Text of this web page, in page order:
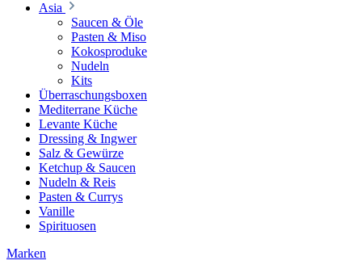
Asia
Saucen & Öle
Pasten & Miso
Kokosproduke
Nudeln
Kits
Überraschungsboxen
Mediterrane Küche
Levante Küche
Dressing & Ingwer
Salz & Gewürze
Ketchup & Saucen
Nudeln & Reis
Pasten & Currys
Vanille
Spirituosen
Marken